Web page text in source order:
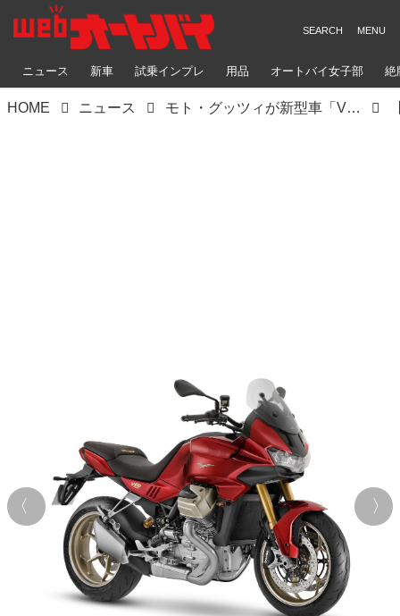
ニュース 新車 試乗インプレ 用品 オートバイ女子部 絶
HOME ニュース モト・グッツィが新型車「V100マンデッロ」を初公開！ 創立100周年を記念して誕生したリッターロードスポーツ【2022速報】